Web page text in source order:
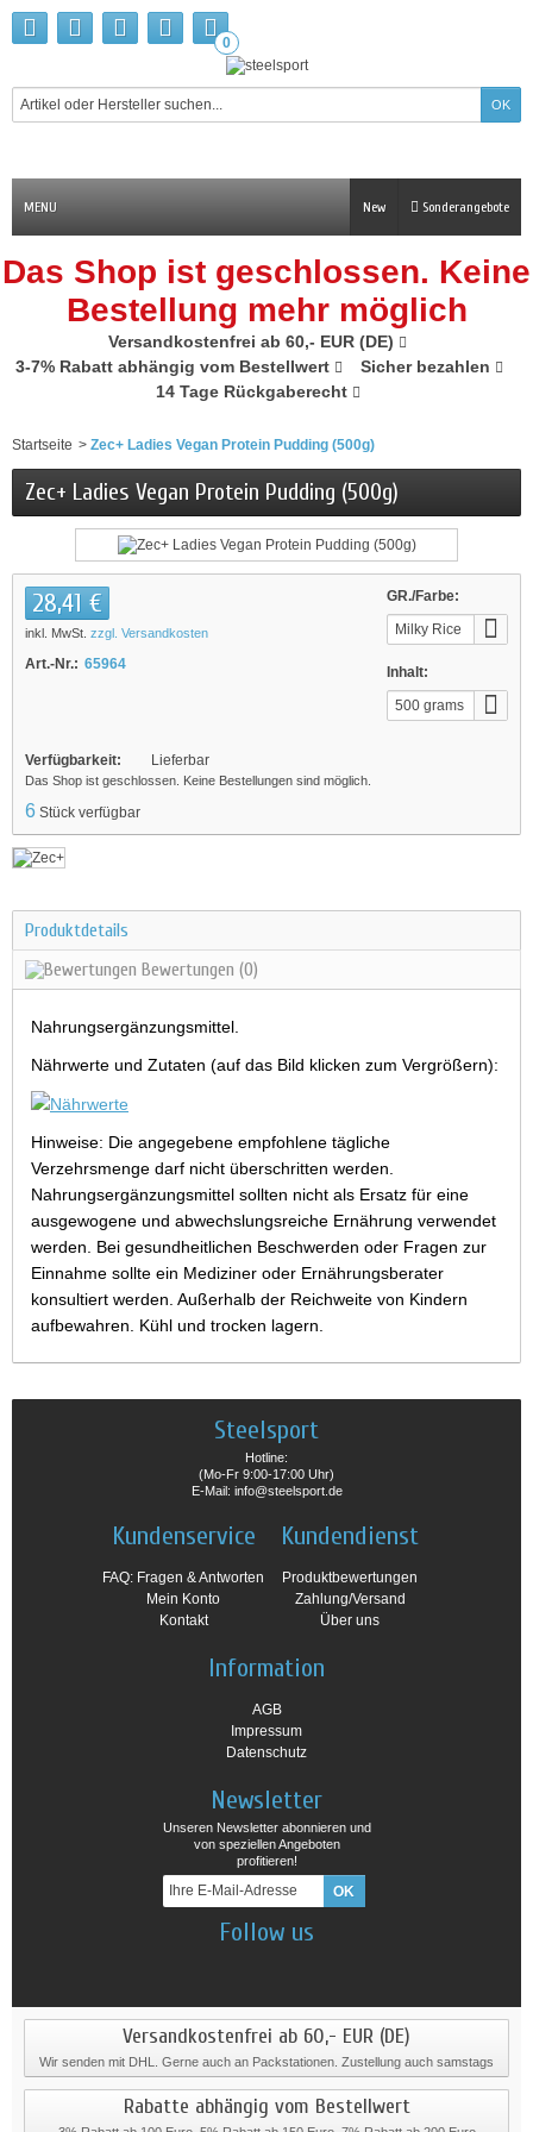
0
MENU Sonderangebote
New
Das Shop ist geschlossen. Keine
Bestellung mehr möglich
Versandkostenfrei ab 60,- EUR (DE)
3-7% Rabatt abhängig vom Bestellwert
Sicher bezahlen
14 Tage Rückgaberecht
Startseite > Zec+ Ladies Vegan Protein Pudding (500g)
Zec+ Ladies Vegan Protein Pudding (500g)
GR./Farbe:
Milky Rice
Inhalt:
500 grams
28,41 €
inkl. MwSt. zzgl. Versandkosten
Art.-Nr.: 65964
Verfügbarkeit: Lieferbar
Das Shop ist geschlossen. Keine Bestellungen sind möglich.
6 Stück verfügbar
Produktdetails
Bewertungen (0)
Nahrungsergänzungsmittel.
Nährwerte und Zutaten (auf das Bild klicken zum Vergrößern):
Hinweise: Die angegebene empfohlene tägliche
Verzehrsmenge darf nicht überschritten werden.
Nahrungsergänzungsmittel sollten nicht als Ersatz für eine
ausgewogene und abwechslungsreiche Ernährung verwendet
werden. Bei gesundheitlichen Beschwerden oder Fragen zur
Einnahme sollte ein Mediziner oder Ernährungsberater
konsultiert werden. Außerhalb der Reichweite von Kindern
aufbewahren. Kühl und trocken lagern.
Steelsport
Hotline:
(Mo-Fr 9:00-17:00 Uhr)
E-Mail: info@steelsport.de
Kundenservice
FAQ: Fragen & Antworten
Mein Konto
Kontakt
Kundendienst
Produktbewertungen
Zahlung/Versand
Über uns
Information
AGB
Impressum
Datenschutz
Newsletter
Unseren Newsletter abonnieren und
von speziellen Angeboten
profitieren!
Follow us
Versandkostenfrei ab 60,- EUR (DE)
Wir senden mit DHL. Gerne auch an Packstationen. Zustellung auch samstags
Rabatte abhängig vom Bestellwert